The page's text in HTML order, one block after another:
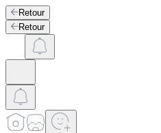
Retour
Retour